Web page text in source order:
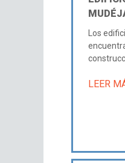
Los
LEER